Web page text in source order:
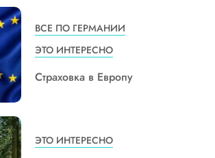
ВСЕ ПО ГЕРМАНИИ
ЭТО ИНТЕРЕСНО
Страховка в Европу
ЭТО ИНТЕРЕСНО